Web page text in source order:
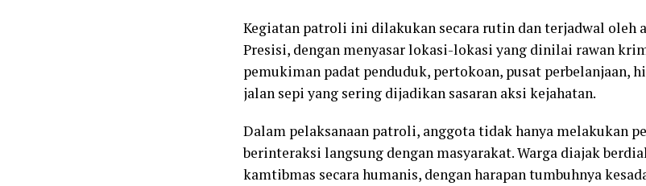
Kegiatan patroli ini dilakukan secara rutin dan terjadwal oleh
Presisi, dengan menyasar lokasi-lokasi yang dinilai rawan
pemukiman padat penduduk, pertokoan, pusat perbelanjaan,
jalan sepi yang sering dijadikan sasaran aksi kejahatan.
Dalam pelaksanaan patroli, anggota tidak hanya melakukan
berinteraksi langsung dengan masyarakat. Warga diajak
kamtibmas secara humanis, dengan harapan tumbuhnya